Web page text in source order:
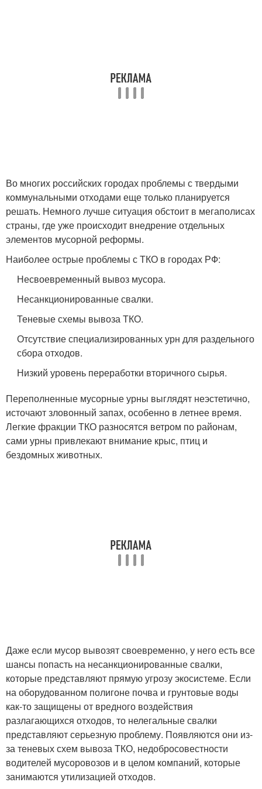
Во многих российских городах проблемы с твердыми
коммунальными отходами еще только планируется
решать. Немного лучше ситуация обстоит в мегаполисах
страны, где уже происходит внедрение отдельных
элементов мусорной реформы.
Наиболее острые проблемы с ТКО в городах РФ:
Несвоевременный вывоз мусора.
Несанкционированные свалки.
Теневые схемы вывоза ТКО.
Отсутствие специализированных урн для раздельного
сбора отходов.
Низкий уровень переработки вторичного сырья.
Переполненные мусорные урны выглядят неэстетично,
источают зловонный запах, особенно в летнее время.
Легкие фракции ТКО разносятся ветром по районам,
сами урны привлекают внимание крыс, птиц и
бездомных животных.
Даже если мусор вывозят своевременно, у него есть все
шансы попасть на несанкционированные свалки,
которые представляют прямую угрозу экосистеме. Если
на оборудованном полигоне почва и грунтовые воды
как-то защищены от вредного воздействия
разлагающихся отходов, то нелегальные свалки
представляют серьезную проблему. Появляются они из-
за теневых схем вывоза ТКО, недобросовестности
водителей мусоровозов и в целом компаний, которые
занимаются утилизацией отходов.